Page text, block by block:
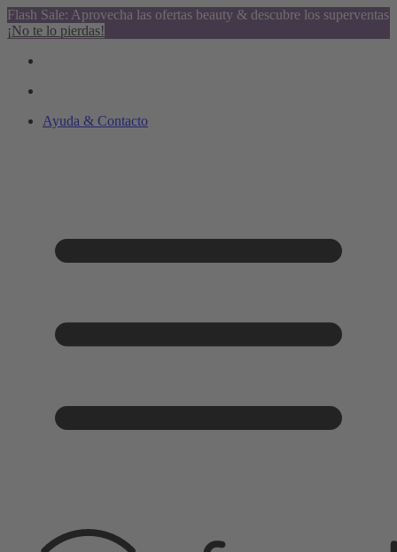
Flash Sale: Aprovecha las ofertas beauty & descubre los superventas
¡No te lo pierdas!
Ayuda & Contacto